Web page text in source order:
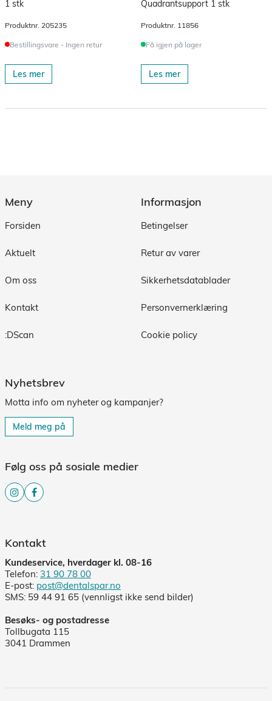
1 stk
Produktnr. 205235
Bestillingsvare - Ingen retur
Les mer
Quadrantsupport 1 stk
Produktnr. 11856
Få igjen på lager
Les mer
Meny
Forsiden
Aktuelt
Om oss
Kontakt
:DScan
Informasjon
Betingelser
Retur av varer
Sikkerhetsdatablader
Personvernerklæring
Cookie policy
Nyhetsbrev
Motta info om nyheter og kampanjer?
Meld meg på
Følg oss på sosiale medier
Kontakt
Kundeservice, hverdager kl. 08-16
Telefon: 31 90 78 00
E-post: post@dentalspar.no
SMS: 59 44 91 65 (vennligst ikke send bilder)
Besøks- og postadresse
Tollbugata 115
3041 Drammen